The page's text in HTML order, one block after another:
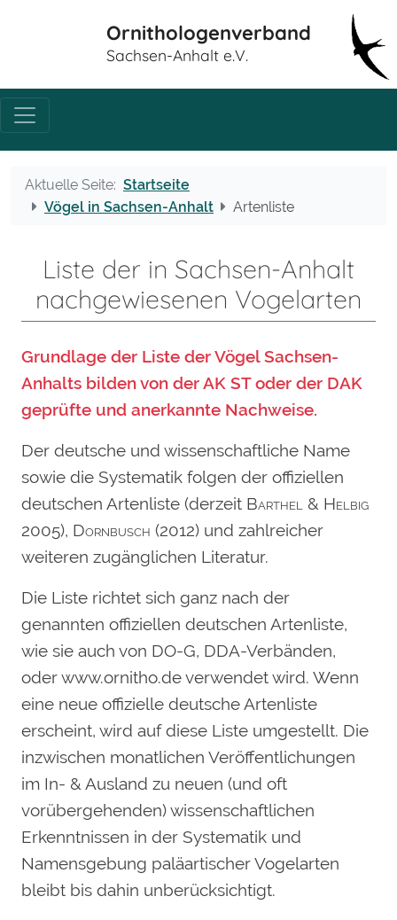
Ornithologenverband
Sachsen-Anhalt e.V.
Aktuelle Seite: Startseite
Vögel in Sachsen-Anhalt
Artenliste
Liste der in Sachsen-Anhalt
nachgewiesenen Vogelarten
Grundlage der Liste der Vögel Sachsen-
Anhalts bilden von der AK ST oder der DAK
geprüfte und anerkannte Nachweise.
Der deutsche und wissenschaftliche Name
sowie die Systematik folgen der offiziellen
deutschen Artenliste (derzeit Barthel & Helbig
2005), Dornbusch (2012) und zahlreicher
weiteren zugänglichen Literatur.
Die Liste richtet sich ganz nach der
genannten offiziellen deutschen Artenliste,
wie sie auch von DO-G, DDA-Verbänden,
oder www.ornitho.de verwendet wird. Wenn
eine neue offizielle deutsche Artenliste
erscheint, wird auf diese Liste umgestellt. Die
inzwischen monatlichen Veröffentlichungen
im In- & Ausland zu neuen (und oft
vorübergehenden) wissenschaftlichen
Erkenntnissen in der Systematik und
Namensgebung paläartischer Vogelarten
bleibt bis dahin unberücksichtigt.